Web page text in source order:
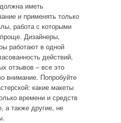
иметь
и применять только
работа с которыми
Дизайнеры,
работают в одной
действий,
отзывов – все это
внимание. Попробуйте
какие макеты
времени и средств
а также другие, не